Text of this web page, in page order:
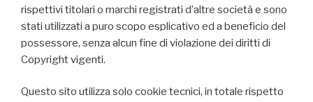
rispettivi titolari o marchi registrati d’altre società e sono
stati utilizzati a puro scopo esplicativo ed a beneficio del
possessore, senza alcun fine di violazione dei diritti di
Copyright vigenti.
Questo sito utilizza solo cookie tecnici, in totale rispetto